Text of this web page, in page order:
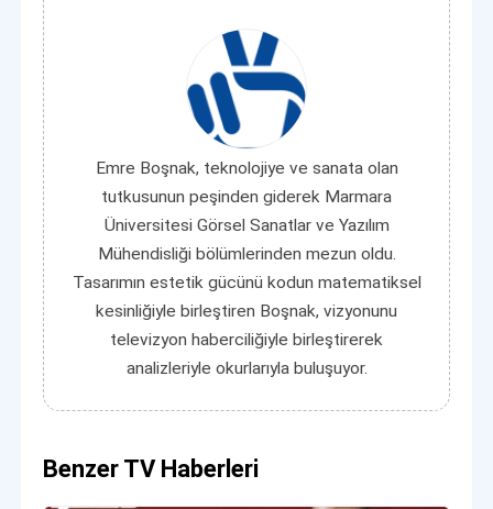
Emre Boşnak, teknolojiye ve sanata olan
tutkusunun peşinden giderek Marmara
Üniversitesi Görsel Sanatlar ve Yazılım
Mühendisliği bölümlerinden mezun oldu.
Tasarımın estetik gücünü kodun matematiksel
kesinliğiyle birleştiren Boşnak, vizyonunu
televizyon haberciliğiyle birleştirerek
analizleriyle okurlarıyla buluşuyor.
Benzer TV Haberleri